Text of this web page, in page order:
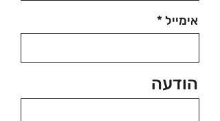
אימייל
הודעה